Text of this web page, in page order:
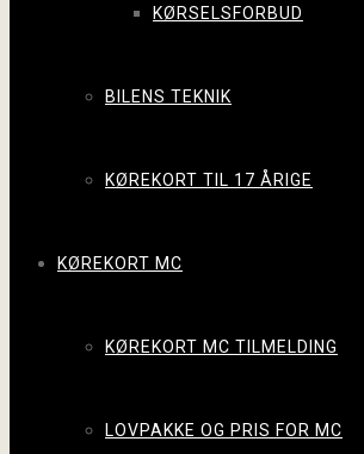
KØRSELSFORBUD
BILENS TEKNIK
KØREKORT TIL 17 ÅRIGE
KØREKORT MC
KØREKORT MC TILMELDING
LOVPAKKE OG PRIS FOR MC